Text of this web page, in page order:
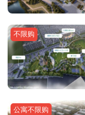
不限购
公寓不限购